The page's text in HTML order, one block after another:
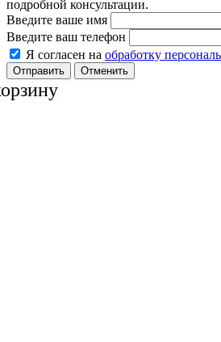
подробной консультации.
Введите ваше имя
Введите ваш телефон
Я согласен на обработку
Отменить